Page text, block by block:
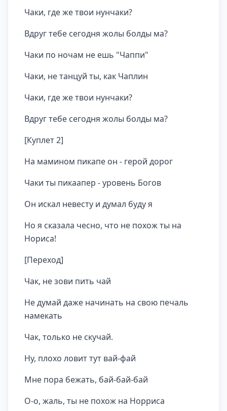
Чаки, где же твои нунчаки?
Вдруг тебе сегодня жолы болды ма?
Чаки по ночам не ешь "Чаппи"
Чаки, не танцуй ты, как Чаплин
Чаки, где же твои нунчаки?
Вдруг тебе сегодня жолы болды ма?
[Куплет 2]
На мамином пикапе он - герой дорог
Чаки ты пикаапер - уровень Богов
Он искал невесту и думал буду я
Но я сказала чесно, что не похож ты на
Нориса!
[Переход]
Чак, не зови пить чай
Не думай даже начинать на свою печаль
намекать
Чак, только не скучай.
Ну, плохо ловит тут вай-фай
Мне пора бежать, бай-бай-бай
О-о, жаль, ты не похож на Норриса